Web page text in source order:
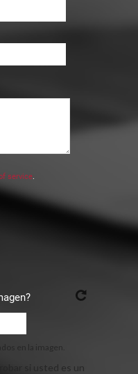
service.
en la imagen.
si usted es un